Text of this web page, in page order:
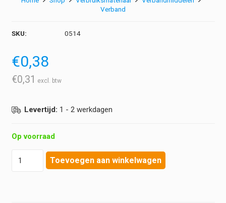
Verband
SKU: 0514
€0,38
€0,31
Levertijd: 1 - 2 werkdagen
Op voorraad
Toevoegen aan winkelwagen